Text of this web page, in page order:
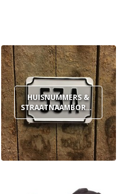
HUISNUMMERS &
STRAATNAAMBORDEN